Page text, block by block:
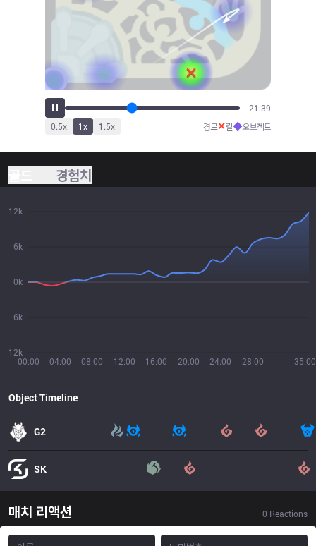
23:42
0.5x 1x 1.5x 경로✕킬◆오브젝트
경험치
00:00 04:00 08:00 12:00 16:00 20:00 24:00 28:00 35:00
12k
6k
0k
6k
12k
Object Timeline
G2
SK
매치 리액션 0 Reactions